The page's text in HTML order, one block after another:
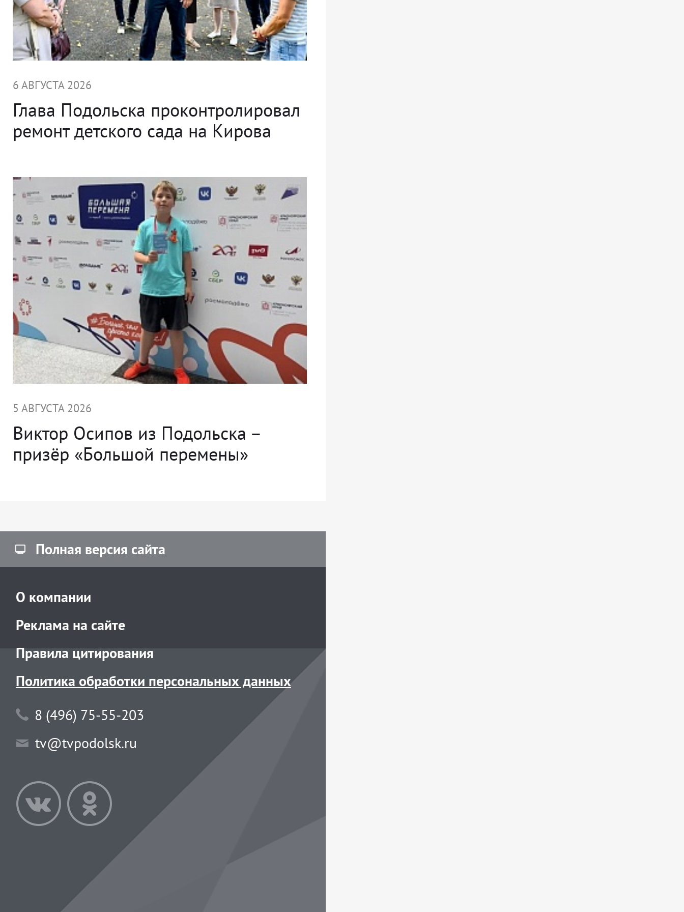
6 АВГУСТА 2026
Глава Подольска проконтролировал
ремонт детского сада на Кирова
5 АВГУСТА 2026
Виктор Осипов из Подольска –
призёр «Большой перемены»
Полная версия сайта
О компании
Реклама на сайте
Правила цитирования
Политика обработки персональных данных
8 (496) 75-55-203
tv@tvpodolsk.ru